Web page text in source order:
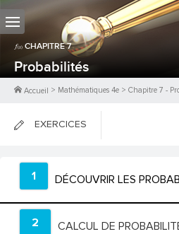
CHAPITRE7
Probabilités
Accueil > Mathématiques 4e > Chapitre 7 -
EXERCICES
FICHES DE COURS
0PTS
1 DÉCOUVRIR LES
2 CALCUL DE